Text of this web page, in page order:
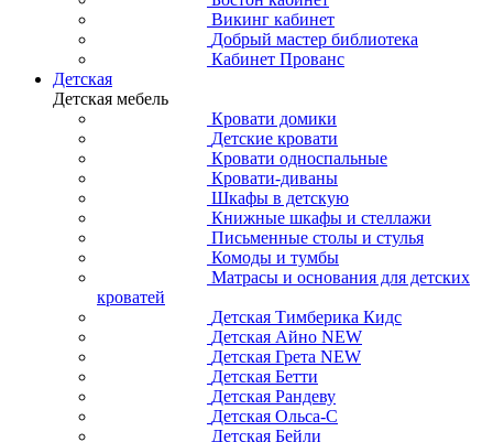
Викинг кабинет
Добрый мастер библиотека
Кабинет Прованс
Детская
Детская мебель
Кровати домики
Детские кровати
Кровати односпальные
Кровати-диваны
Шкафы в детскую
Книжные шкафы и стеллажи
Письменные столы и стулья
Комоды и тумбы
Матрасы и основания для детских
кроватей
Детская Тимберика Кидс
Детская Айно NEW
Детская Грета NEW
Детская Бетти
Детская Рандеву
Детская Ольса-С
Детская Бейли